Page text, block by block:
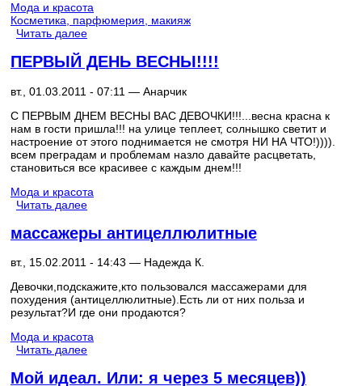
Мода и красота
Косметика, парфюмерия, макияж
Читать далее
ПЕРВЫЙ ДЕНЬ ВЕСНЫ!!!!
вт., 01.03.2011 - 07:11 — Анарчик
С ПЕРВЫМ ДНЕМ ВЕСНЫ ВАС ДЕВОЧКИ!!!...весна красна к
нам в гости пришла!!! на улице теплеет, солнышко светит и
настроение от этого поднимается не смотря НИ НА ЧТО!)))).
всем преградам и проблемам назло давайте расцветать,
становиться все красивее с каждым днем!!!
Мода и красота
Читать далее
массажеры антицеллюлитные
вт., 15.02.2011 - 14:43 — Надежда К.
Девочки,подскажите,кто пользовался массажерами для
похудения (антицеллюлитные).Есть ли от них польза и
результат?И где они продаются?
Мода и красота
Читать далее
Мой идеал. Или: я через 5 месяцев))